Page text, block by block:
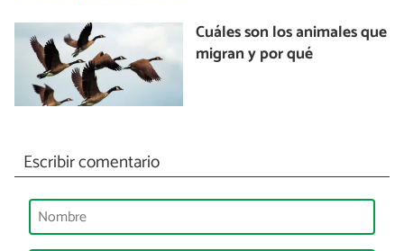
Cuáles son los animales que
migran y por qué
Escribir comentario